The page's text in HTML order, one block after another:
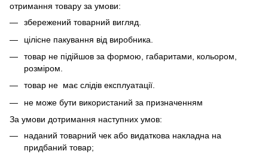
отримання товару за умови:
збережений товарний вигляд.
цілісне пакування від виробника.
товар не підійшов за формою, габаритами, кольором,
розміром.
товар не має слідів експлуатації.
не може бути використаний за призначенням
За умови дотримання наступних умов:
наданий товарний чек або видаткова накладна на
придбаний товар;